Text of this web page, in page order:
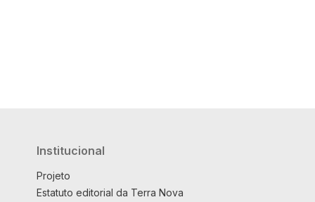
Institucional
Projeto
Estatuto editorial da Terra Nova